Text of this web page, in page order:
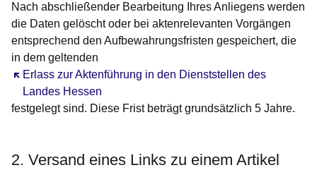
Nach abschließender Bearbeitung Ihres Anliegens werden
die Daten gelöscht oder bei aktenrelevanten Vorgängen
entsprechend den Aufbewahrungsfristen gespeichert, die
in dem geltenden
Erlass zur Aktenführung in den Dienststellen des
Landes Hessen
Öffnet sich in einem neuen Fenster
festgelegt sind. Diese Frist beträgt grundsätzlich 5 Jahre.
2. Versand eines Links zu einem Artikel